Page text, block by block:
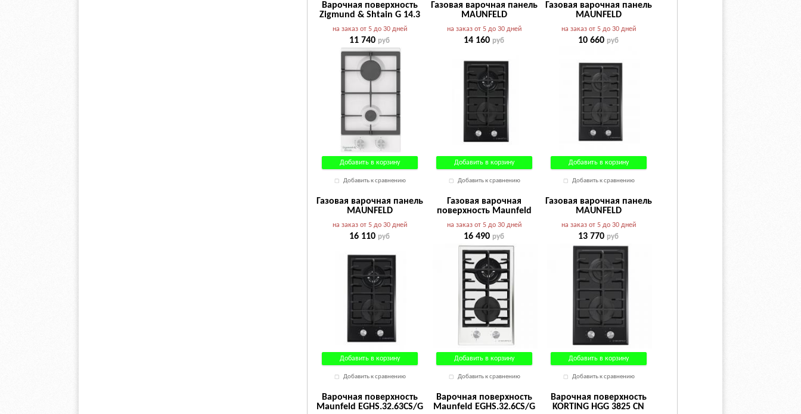
Варочная поверхность
Zigmund & Shtain G 14.3
W
на заказ от 5 до 30 дней
11 740 руб
Добавить в корзину
Добавить к сравнению
Газовая варочная панель
MAUNFELD
EGHE.32.63CB/G
на заказ от 5 до 30 дней
14 160 руб
Добавить в корзину
Добавить к сравнению
Газовая варочная панель
MAUNFELD
EGHE.32.6CB/G
на заказ от 5 до 30 дней
10 660 руб
Добавить в корзину
Добавить к сравнению
Газовая варочная панель
MAUNFELD
EGHG.32.63CB/G
на заказ от 5 до 30 дней
16 110 руб
Добавить в корзину
Добавить к сравнению
Газовая варочная
поверхность Maunfeld
EGHG.32.63CW/G
на заказ от 5 до 30 дней
16 490 руб
Добавить в корзину
Добавить к сравнению
Газовая варочная панель
MAUNFELD
EGHG.32.6CB/G
на заказ от 5 до 30 дней
13 770 руб
Добавить в корзину
Добавить к сравнению
Варочная поверхность
Maunfeld EGHS.32.63CS/G
Варочная поверхность
Maunfeld EGHS.32.6CS/G
Варочная поверхность
KORTING HGG 3825 CN